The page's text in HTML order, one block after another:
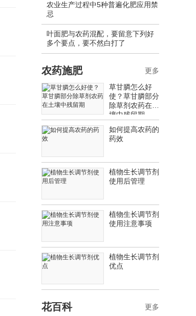
农业生产过程中5种普遍化肥应用禁
忌
叶面肥与农药混配，要留意下列好
多个要点，要不然白打了
农药施肥
草甘膦怎么好
使？草甘膦部分
除草剂农药在土
壤中残留期
如何提高农药的
药效
植物生长调节剂
使用后管理
植物生长调节剂
使用注意事项
植物生长调节剂
优点
更多
花百科 更多